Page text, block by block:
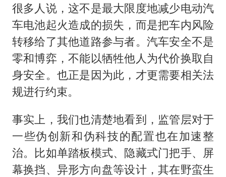
很多人说，这不是最大限度地减少电动汽
车电池起火造成的损失，而是把车内风险
转移给了其他道路参与者。汽车安全不是
零和博弈，不能以牺牲他人为代价换取自
身安全。也正是因为此，才更需要相关法
规进行约束。
事实上，我们也清楚地看到，监管层对于
一些伪创新和伪科技的配置也在加速整
治。比如单踏板模式、隐藏式门把手、屏
幕换挡、异形方向盘等设计，其在野蛮生